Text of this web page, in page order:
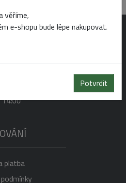
platba
věříme,
e-shopu bude lépe nakupovat.
Potvrdit